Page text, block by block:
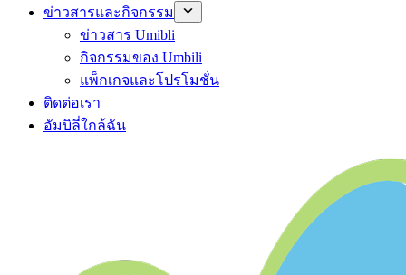
ข่าวสารและกิจกรรม
ข่าวสาร Umibli
กิจกรรมของ Umbili
แพ็กเกจและโปรโมชั่น
ติดต่อเรา
อัมบิลี่ใกล้ฉัน